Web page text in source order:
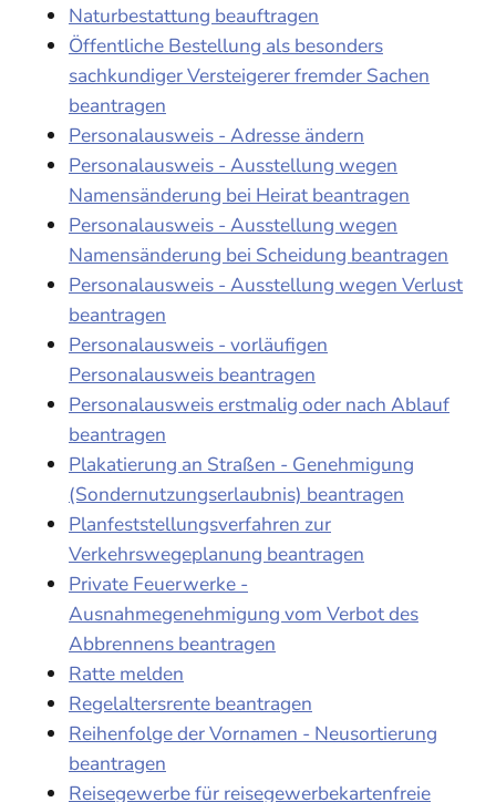
Naturbestattung beauftragen
Öffentliche Bestellung als besonders
sachkundiger Versteigerer fremder Sachen
beantragen
Personalausweis - Adresse ändern
Personalausweis - Ausstellung wegen
Namensänderung bei Heirat beantragen
Personalausweis - Ausstellung wegen
Namensänderung bei Scheidung beantragen
Personalausweis - Ausstellung wegen Verlust
beantragen
Personalausweis - vorläufigen
Personalausweis beantragen
Personalausweis erstmalig oder nach Ablauf
beantragen
Plakatierung an Straßen - Genehmigung
(Sondernutzungserlaubnis) beantragen
Planfeststellungsverfahren zur
Verkehrswegeplanung beantragen
Private Feuerwerke -
Ausnahmegenehmigung vom Verbot des
Abbrennens beantragen
Ratte melden
Regelaltersrente beantragen
Reihenfolge der Vornamen - Neusortierung
beantragen
Reisegewerbe für reisegewerbekartenfreie